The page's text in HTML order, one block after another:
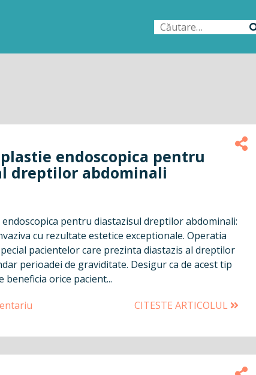
Caută
endoscopica pentru
dreptilor abdominali
pentru diastazisul dreptilor abdominali:
cu rezultate estetice exceptionale. Operatia
pacientelor care prezinta diastazis al dreptilor
perioadei de graviditate. Desigur ca de acest tip
beneficia orice pacient...
CITESTE ARTICOLUL